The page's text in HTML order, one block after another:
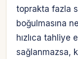
toprakta fazla
boğulmasına
hızlıca tahliye
sağlanmazsa,